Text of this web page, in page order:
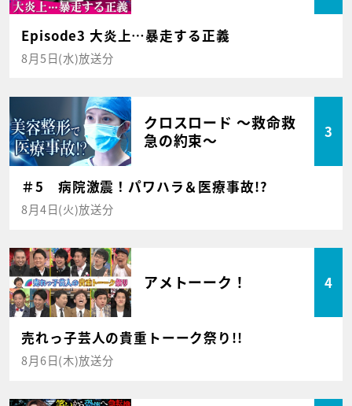
Episode3 大炎上…暴走する正義
8月5日(水)放送分
クロスロード ～救命救
急の約束～
3
＃5 病院激震！パワハラ＆医療事故!?
8月4日(火)放送分
アメトーーク！ 4
売れっ子芸人の貴重トーーク祭り!!
8月6日(木)放送分